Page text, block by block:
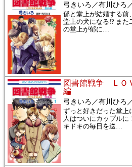
弓きいろ／有川ひろ
郁と堂上が結婚する前
堂上の犬になる!? また
の堂上が郁に…
図書館戦争 ＬＯ
編
弓きいろ／有川ひろ
ずっと好きだった堂上
人はついにカップルに
キドキの毎日を送…